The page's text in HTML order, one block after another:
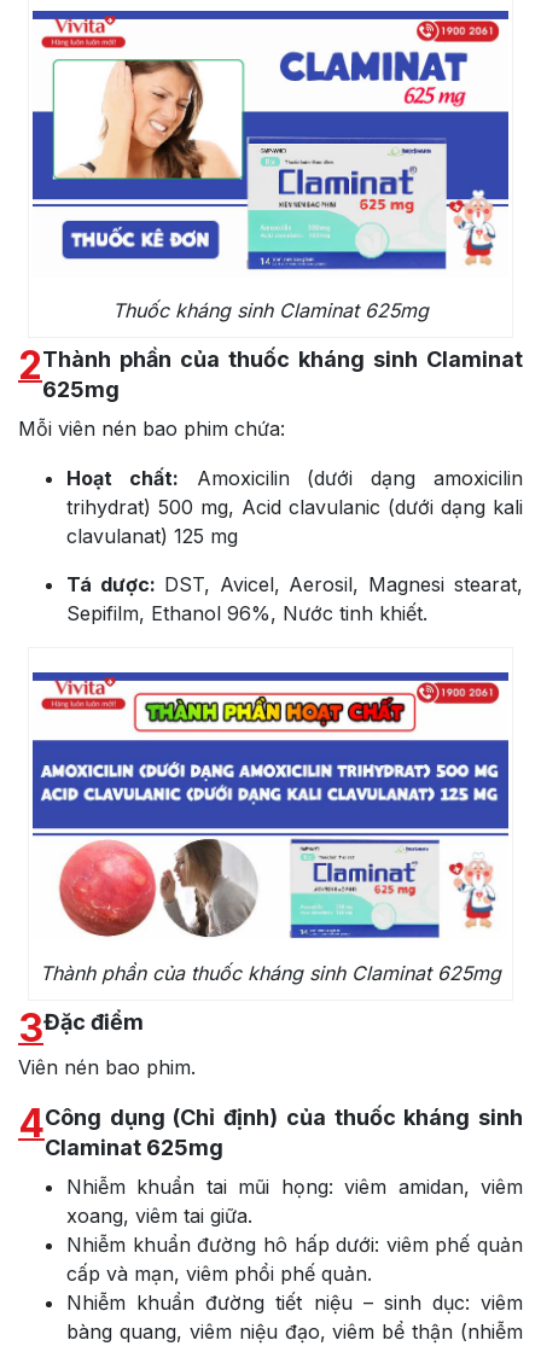
Thuốc kháng sinh Claminat 625mg
2Thành phần của thuốc kháng sinh Claminat
625mg
Mỗi viên nén bao phim chứa:
Hoạt chất: Amoxicilin (dưới dạng amoxicilin
trihydrat) 500 mg, Acid clavulanic (dưới dạng kali
clavulanat) 125 mg
Tá dược: DST, Avicel, Aerosil, Magnesi stearat,
Sepifilm, Ethanol 96%, Nước tinh khiết.
Thành phần của thuốc kháng sinh Claminat 625mg
3Đặc điểm
Viên nén bao phim.
4Công dụng (Chỉ định) của thuốc kháng sinh
Claminat 625mg
Nhiễm khuẩn tai mũi họng: viêm amidan, viêm
xoang, viêm tai giữa.
Nhiễm khuẩn đường hô hấp dưới: viêm phế quản
cấp và mạn, viêm phổi phế quản.
Nhiễm khuẩn đường tiết niệu – sinh dục: viêm
bàng quang, viêm niệu đạo, viêm bể thận (nhiễm